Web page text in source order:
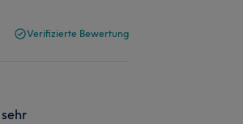
Verifizierte Bewertung